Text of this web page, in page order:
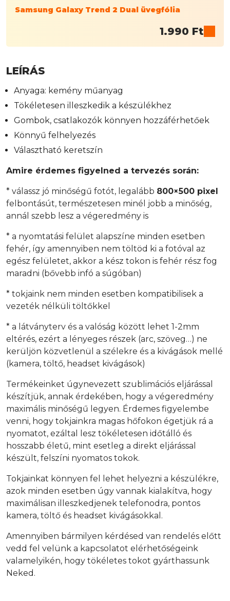
Samsung Galaxy Trend 2 Dual üvegfólia
1.990 Ft
LEÍRÁS
Anyaga: kemény műanyag
Tökéletesen illeszkedik a készülékhez
Gombok, csatlakozók könnyen hozzáférhetőek
Könnyű felhelyezés
Választható keretszín
Amire érdemes figyelned a tervezés során:
* válassz jó minőségű fotót, legalább 800×500 pixel
felbontásút, természetesen minél jobb a minőség,
annál szebb lesz a végeredmény is
* a nyomtatási felület alapszíne minden esetben
fehér, így amennyiben nem töltöd ki a fotóval az
egész felületet, akkor a kész tokon is fehér rész fog
maradni (bővebb infó a súgóban)
* tokjaink nem minden esetben kompatibilisek a
vezeték nélküli töltőkkel
* a látványterv és a valóság között lehet 1-2mm
eltérés, ezért a lényeges részek (arc, szöveg…) ne
kerüljön közvetlenül a szélekre és a kivágások mellé
(kamera, töltő, headset kivágások)
Termékeinket úgynevezett szublimációs eljárással
készítjük, annak érdekében, hogy a végeredmény
maximális minőségű legyen. Érdemes figyelembe
venni, hogy tokjainkra magas hőfokon égetjük rá a
nyomatot, ezáltal lesz tökéletesen időtálló és
hosszabb életű, mint esetleg a direkt eljárással
készült, felszíni nyomatos tokok.
Tokjainkat könnyen fel lehet helyezni a készülékre,
azok minden esetben úgy vannak kialakítva, hogy
maximálisan illeszkedjenek telefonodra, pontos
kamera, töltő és headset kivágásokkal.
Amennyiben bármilyen kérdésed van rendelés előtt
vedd fel velünk a kapcsolatot elérhetőségeink
valamelyikén, hogy tökéletes tokot gyárthassunk
Neked.